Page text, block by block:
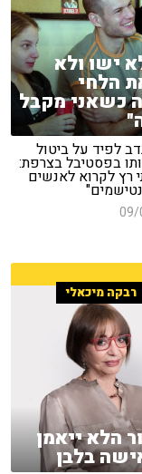
ישו ולא
הלחי
כשאני מקבל
לפיד על ביטול
בפסטיבל בצרפת:
רץ לקרוא לאנשים
09/
רבקה מיכאלי
הלא ייאמן
בלבן